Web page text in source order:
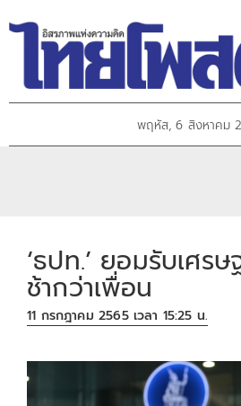
พฤหัส, 6 สิงหาคม
‘ธปท.’ ยอมรับเศร
ช้ากว่าเพื่อน
11 กรกฎาคม 2565 เวลา 15:25 น.